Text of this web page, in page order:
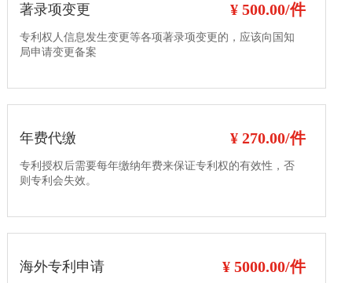
著录项变更 ¥ 500.00/件
专利权人信息发生变更等各项著录项变更的，应该向国知
局申请变更备案
年费代缴 ¥ 270.00/件
专利授权后需要每年缴纳年费来保证专利权的有效性，否
则专利会失效。
海外专利申请 ¥ 5000.00/件